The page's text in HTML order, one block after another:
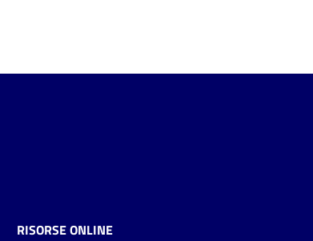
RISORSE ONLINE